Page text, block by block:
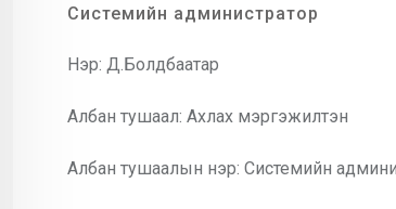
Системийн администратор
Нэр: Д.Болдбаатар
Албан тушаал: Ахлах мэргэжилтэн
Албан тушаалын нэр: Системийн